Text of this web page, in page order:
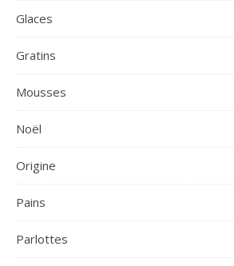
Glaces
Gratins
Mousses
Noël
Origine
Pains
Parlottes